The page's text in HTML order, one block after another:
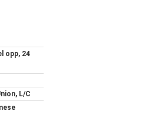
opp, 24
L/C